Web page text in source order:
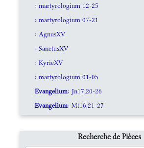
: martyrologium 12-25
: martyrologium 07-21
: AgnusXV
: SanctusXV
: KyrieXV
: martyrologium 01-05
Evangelium: Jn17,20-26
Evangelium: Mt16,21-27
Recherche de Pièces